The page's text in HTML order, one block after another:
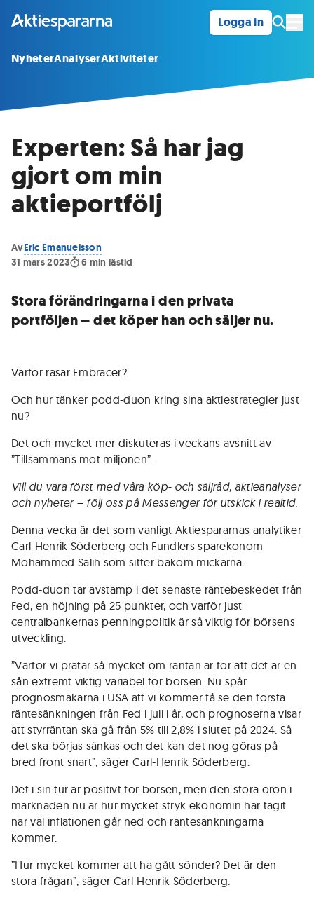
Logga in
NyheterAnalyserAktiviteter
Experten: Så har jag
gjort om min
aktieportfölj
AvEric Emanuelsson
31 mars 2023
6 min lästid
Stora förändringarna i den privata
portföljen – det köper han och säljer nu.
Varför rasar Embracer?
Och hur tänker podd-duon kring sina aktiestrategier just
nu?
Det och mycket mer diskuteras i veckans avsnitt av
”Tillsammans mot miljonen”.
Vill du vara först med våra köp- och säljråd, aktieanalyser
och nyheter – följ oss på Messenger för utskick i realtid.
Denna vecka är det som vanligt Aktiespararnas analytiker
Carl-Henrik Söderberg och Fundlers sparekonom
Mohammed Salih som sitter bakom mickarna.
Podd-duon tar avstamp i det senaste räntebeskedet från
Fed, en höjning på 25 punkter, och varför just
centralbankernas penningpolitik är så viktig för börsens
utveckling.
”Varför vi pratar så mycket om räntan är för att det är en
sån extremt viktig variabel för börsen. Nu spår
prognosmakarna i USA att vi kommer få se den första
räntesänkningen från Fed i juli i år, och prognoserna visar
att styrräntan ska gå från 5% till 2,8% i slutet på 2024. Så
det ska börjas sänkas och det kan det nog göras på
bred front snart”, säger Carl-Henrik Söderberg.
Det i sin tur är positivt för börsen, men den stora oron i
marknaden nu är hur mycket stryk ekonomin har tagit
när väl inflationen går ned och räntesänkningarna
kommer.
”Hur mycket kommer att ha gått sönder? Det är den
stora frågan”, säger Carl-Henrik Söderberg.